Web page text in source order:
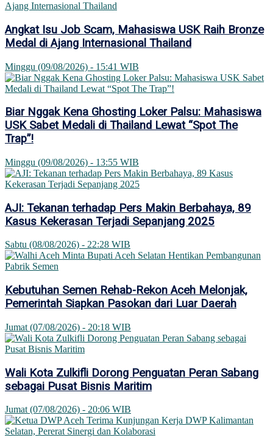
Angkat Isu Job Scam, Mahasiswa USK Raih Bronze
Medal di Ajang Internasional Thailand
Minggu (09/08/2026) - 15:41 WIB
Biar Nggak Kena Ghosting Loker Palsu: Mahasiswa
USK Sabet Medali di Thailand Lewat “Spot The
Trap”!
Minggu (09/08/2026) - 13:55 WIB
AJI: Tekanan terhadap Pers Makin Berbahaya, 89
Kasus Kekerasan Terjadi Sepanjang 2025
Sabtu (08/08/2026) - 22:28 WIB
Kebutuhan Semen Rehab-Rekon Aceh Melonjak,
Pemerintah Siapkan Pasokan dari Luar Daerah
Jumat (07/08/2026) - 20:18 WIB
Wali Kota Zulkifli Dorong Penguatan Peran Sabang
sebagai Pusat Bisnis Maritim
Jumat (07/08/2026) - 20:06 WIB